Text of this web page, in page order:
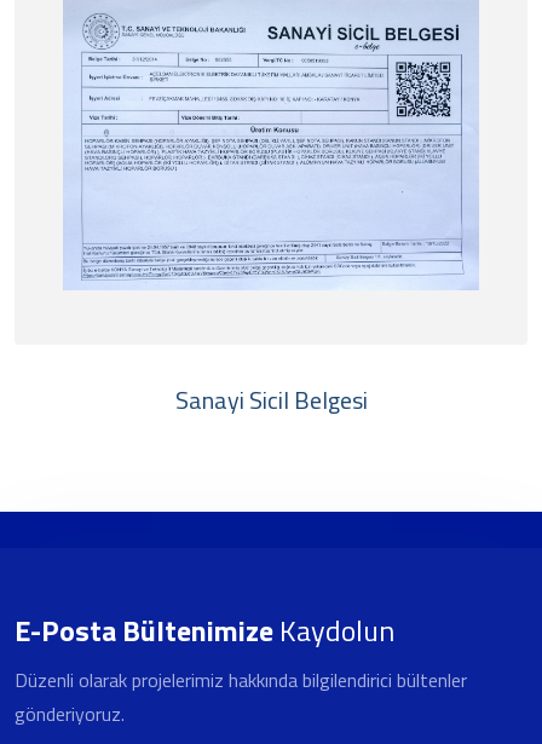
Sanayi Sicil Belgesi
E-Posta BültenimizeKaydolun
Düzenli olarak projelerimiz hakkında bilgilendirici bültenler
gönderiyoruz.